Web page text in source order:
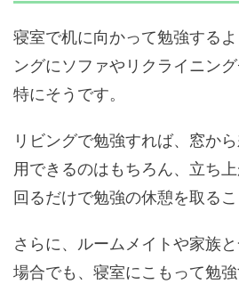
寝室で机に向かって勉強する
ングにソファやリクライニン
特にそうです。
リビングで勉強すれば、窓か
用できるのはもちろん、立ち
回るだけで勉強の休憩を取るこ
さらに、ルームメイトや家族
場合でも、寝室にこもって勉